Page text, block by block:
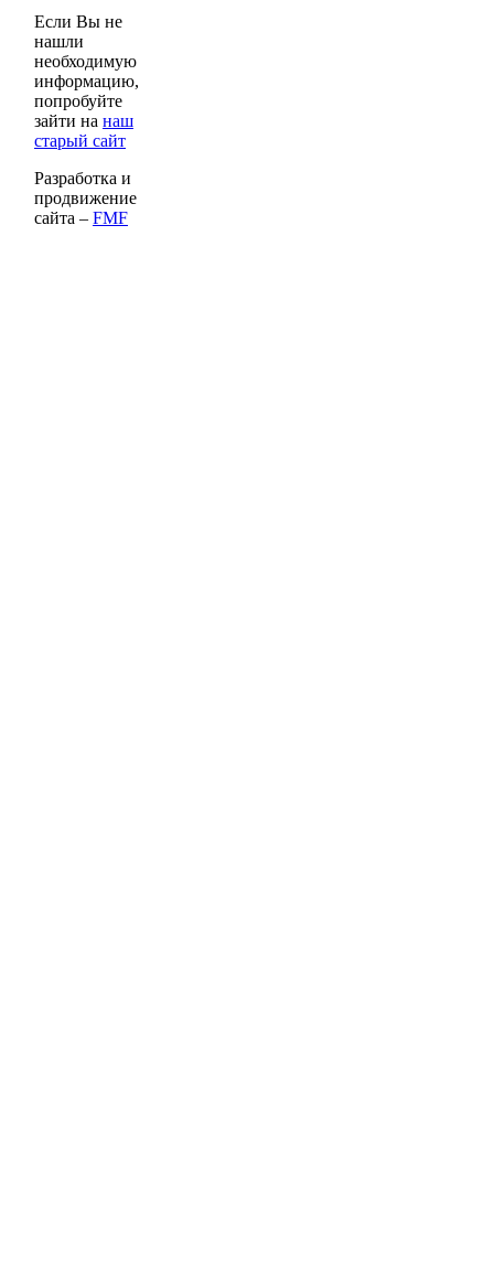
Если Вы не
нашли
необходимую
информацию,
попробуйте
зайти на наш
старый сайт
Разработка и
продвижение
сайта – FMF